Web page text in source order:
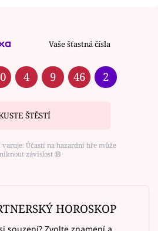
Vaše šťastná čísla
4 9 46 2
ŠTĚSTÍ
Účastí na hazardní hře může
závislost ⑱
HOROSKOP